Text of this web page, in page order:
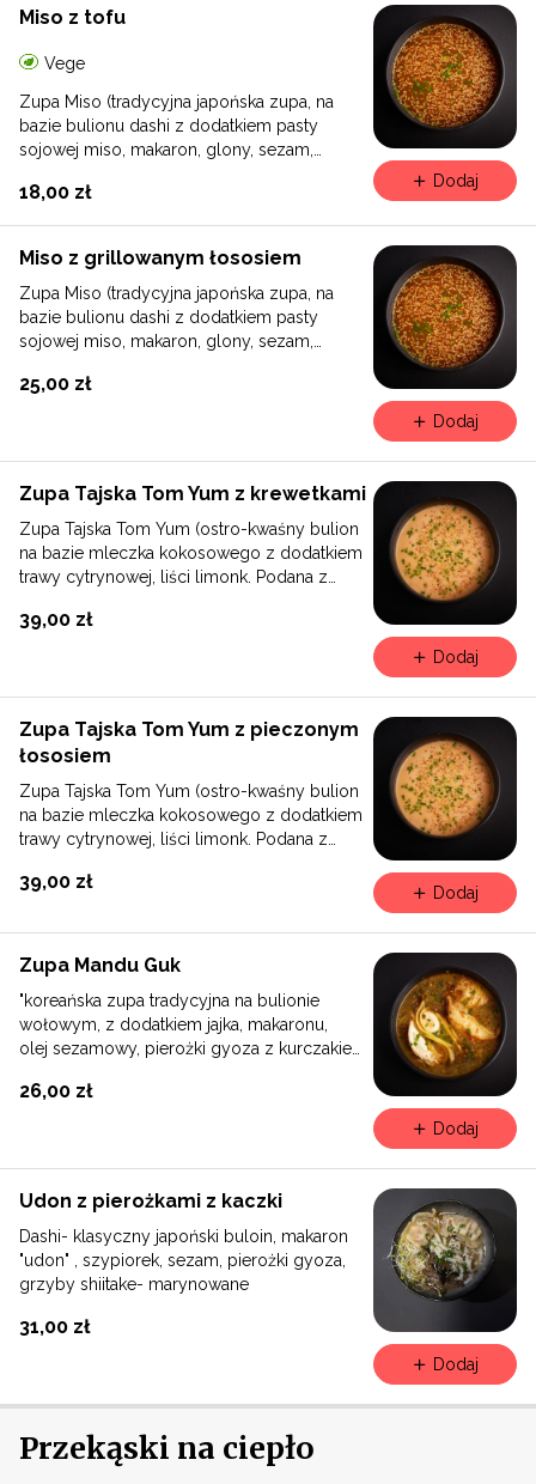
Miso z tofu
Vege
Zupa Miso (tradycyjna japońska zupa, na
bazie bulionu dashi z dodatkiem pasty
sojowej miso, makaron, glony, sezam,
18,00 zł
Dodaj
Miso z grillowanym łososiem
Zupa Miso (tradycyjna japońska zupa, na
bazie bulionu dashi z dodatkiem pasty
sojowej miso, makaron, glony, sezam,
25,00 zł
Dodaj
Zupa Tajska Tom Yum z krewetkami
Zupa Tajska Tom Yum (ostro-kwaśny bulion
na bazie mleczka kokosowego z dodatkiem
trawy cytrynowej, liści limonk. Podana z
sezamem, szczypiorkiem, makaronem
39,00 zł
Dodaj
Zupa Tajska Tom Yum z pieczonym
łososiem
Zupa Tajska Tom Yum (ostro-kwaśny bulion
na bazie mleczka kokosowego z dodatkiem
trawy cytrynowej, liści limonk. Podana z
sezamem, szczypiorkiem, makaronem
39,00 zł Dodaj
Zupa Mandu Guk
"koreańska zupa tradycyjna na bulionie
wołowym, z dodatkiem jajka, makaronu,
olej sezamowy, pierożki gyoza z kurczakiem,
26,00 zł
Dodaj
Udon z pierożkami z kaczki
Dashi- klasyczny japoński buloin, makaron
"udon" , szypiorek, sezam, pierożki gyoza,
grzyby shiitake- marynowane
31,00 zł
Dodaj
Przekąski na ciepło